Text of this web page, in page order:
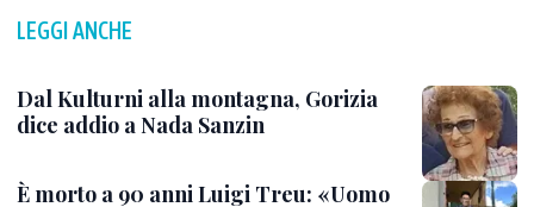
LEGGI ANCHE
Dal Kulturni alla montagna, Gorizia
dice addio a Nada Sanzin
È morto a 90 anni Luigi Treu: «Uomo